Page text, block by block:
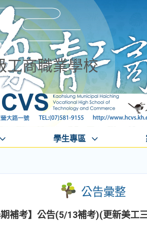
工商職業學校
學生專區
公告彙整
補考】公告(5/13補考)(更新美工